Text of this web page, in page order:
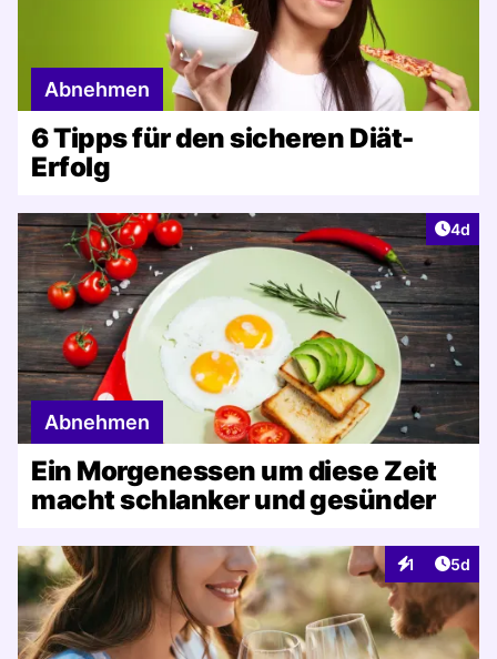
Abnehmen
6 Tipps für den sicheren Diät-
Erfolg
4d
Abnehmen
Ein Morgenessen um diese Zeit
macht schlanker und gesünder
1
Interaktionen
5d